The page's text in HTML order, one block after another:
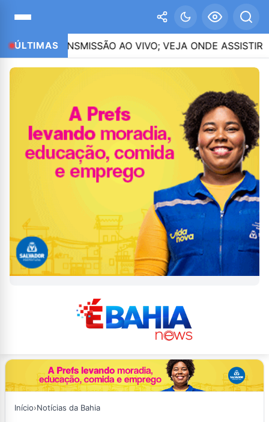
ÚLTIMAS AO VIVO; VEJA ONDE ASSISTIR 02:27
Início›Notícias da Bahia